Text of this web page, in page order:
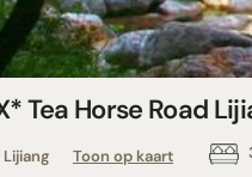
Tea Horse Road
Lijiang Toon op kaart